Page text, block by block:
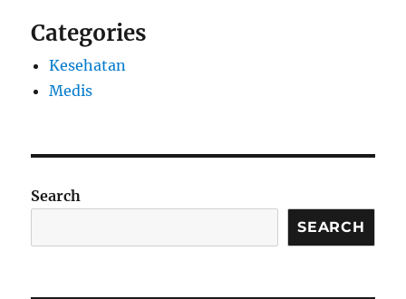
Categories
Kesehatan
Medis
Search
SEARCH